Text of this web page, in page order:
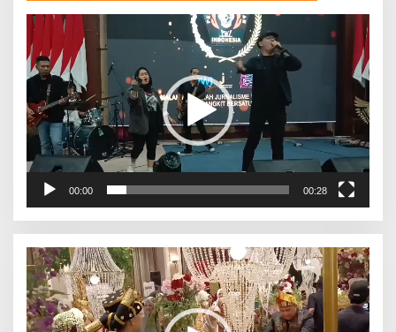
Pemutar
Video
00:00 00:28
Pemutar
Video